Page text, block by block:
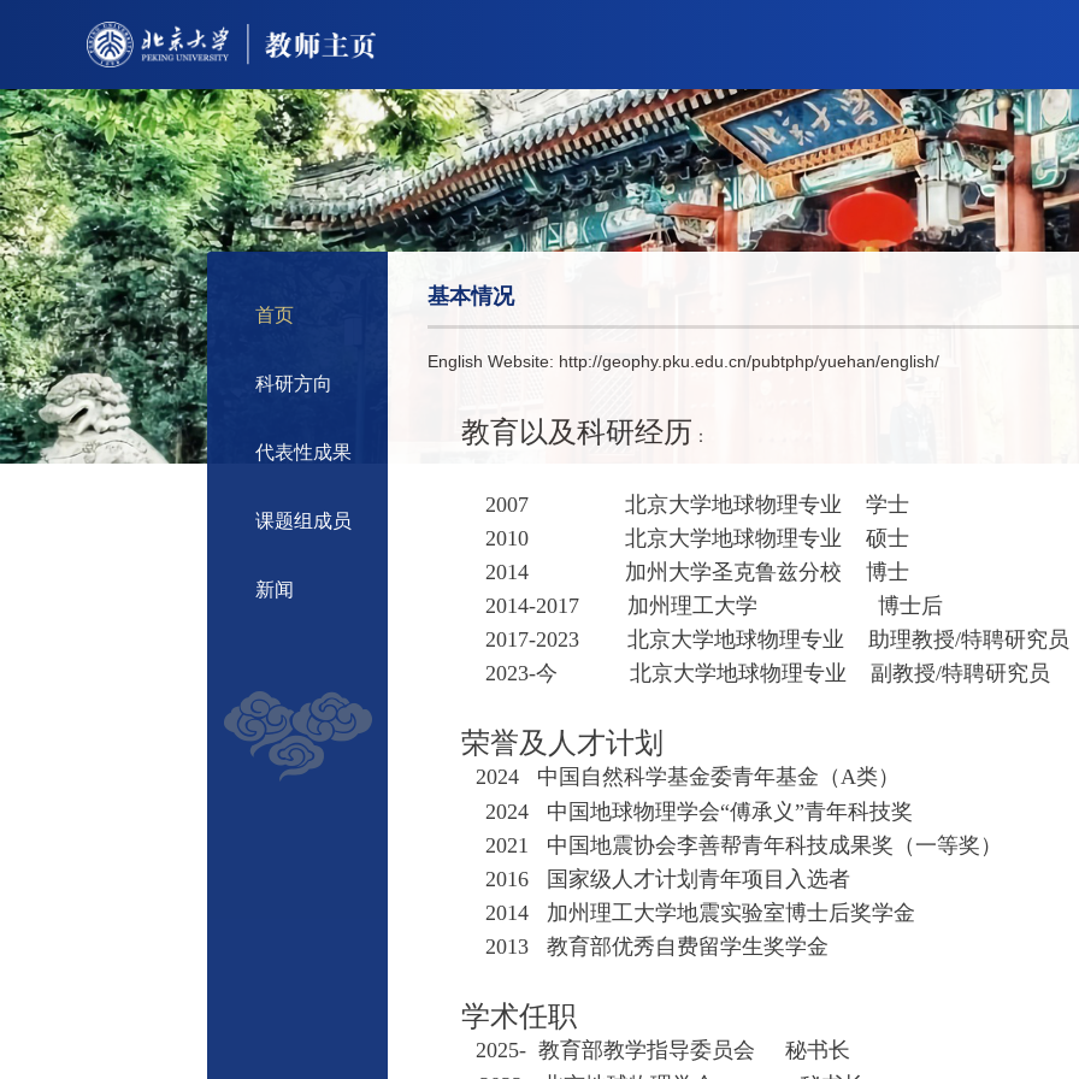
首页
科研方向
代表性成果
课题组成员
新闻
基本情况
English Website: http://geophy.pku.edu.cn/pubtphp/yuehan/english/
教育以及科研经历 ：
2007 北京大学地球物理专业 学士
2010 北京大学地球物理专业 硕士
2014 加州大学圣克鲁兹分校 博士
2014-2017 加州理工大学 博士后
2017-2023 北京大学地球物理专业 助理教授/特聘研究员
2023-今 北京大学地球物理专业 副教授/特聘研究员
荣誉及人才计划
2024
中国自然科学基金委青年基金（A类）
2024
中国地球物理学会“傅承义”青年科技奖
2021
中国地震协会李善帮青年科技成果奖（一等奖）
2016
国家级人才计划青年项目入选者
2014 加州理工大学地震实验室博士后奖学金
2013 教育部优秀自费留学生奖学金
学术任职
2025- 教育部教学指导委员会 秘书长